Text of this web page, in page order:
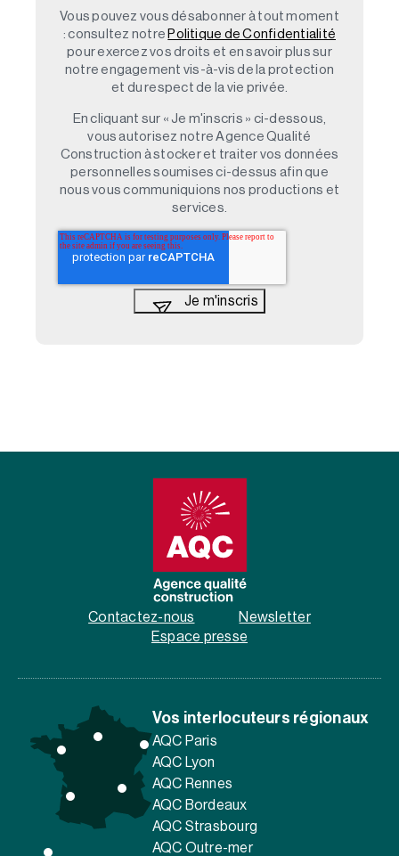
Vous pouvez vous désabonner à tout moment
: consultez notre Politique de Confidentialité
pour exercez vos droits et en savoir plus sur
notre engagement vis-à-vis de la protection
et du respect de la vie privée.
En cliquant sur « Je m'inscris » ci-dessous,
vous autorisez notre Agence Qualité
Construction à stocker et traiter vos données
personnelles soumises ci-dessus afin que
nous vous communiquions nos productions et
services.
Contactez-nous
Newsletter
Espace presse
Vos interlocuteurs régionaux
AQC Paris
AQC Lyon
AQC Rennes
AQC Bordeaux
AQC Strasbourg
AQC Outre-mer